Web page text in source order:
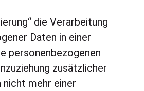
die Verarbeitung
Daten in einer
personenbezogenen
zusätzlicher
mehr einer